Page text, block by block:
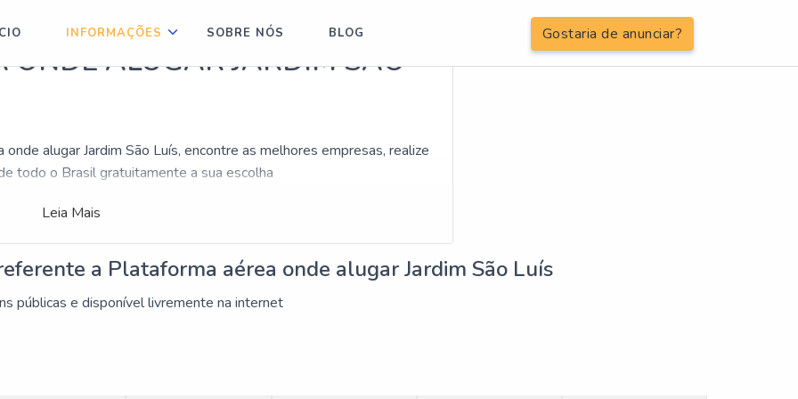
Gostaria de anunciar?
INFORMAÇÕES SOBRE NÓS BLOG
ONDE ALUGAR JARDIM SÃO
alugar Jardim São Luís, encontre as melhores empresas, realize
todo o Brasil gratuitamente a sua escolha
São Luís, vai descobrir aqui no Soluções Industriais. Realize uma
diversos contatos comerciais.
AÉREA ONDE ALUGAR JARDIM SÃO LUÍS!
se tenha Plataforma aérea onde alugar Jardim São Luís com
Leia Mais
a Plataforma aérea onde alugar Jardim São Luís
públicas e disponível livremente na internet